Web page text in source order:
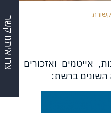
צרו איתנו קשראייטמים ואזכורים של
השונים ברשת: